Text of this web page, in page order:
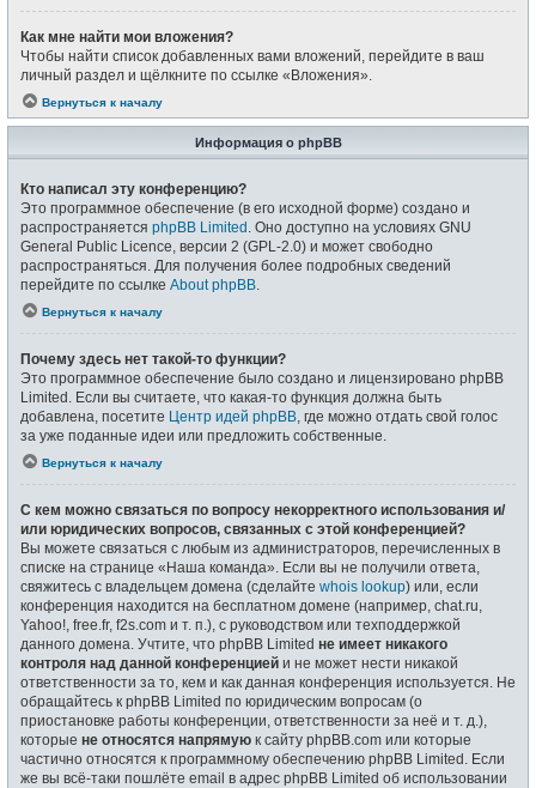
Как мне найти мои вложения?
Чтобы найти список добавленных вами вложений, перейдите в ваш
личный раздел и щёлкните по ссылке «Вложения».
Вернуться к началу
Информация о phpBB
Кто написал эту конференцию?
Это программное обеспечение (в его исходной форме) создано и
распространяется phpBB Limited . Оно доступно на условиях GNU
General Public Licence, версии 2 (GPL-2.0) и может свободно
распространяться. Для получения более подробных сведений
перейдите по ссылке About phpBB
Вернуться к началу
Почему здесь нет такой-то функции?
Это программное обеспечение было создано и лицензировано phpBB
Limited. Если вы считаете, что какая-то функция должна быть
добавлена, посетите Центр идей phpBB , где можно отдать свой голос
за уже поданные идеи или предложить собственные.
Вернуться к началу
С кем можно связаться по вопросу некорректного использования и/
или юридических вопросов, связанных с этой конференцией?
Вы можете связаться с любым из администраторов, перечисленных в
списке на странице «Наша команда». Если вы не получили ответа,
свяжитесь с владельцем домена (сделайте whois lookup) или, если
конференция находится на бесплатном домене (например, chat.ru,
Yahoo!, free.fr, f2s.com и т. п.), с руководством или техподдержкой
данного домена. Учтите, что phpBB Limited не имеет никакого
контроля над данной конференцией и не может нести никакой
ответственности за то, кем и как данная конференция используется. Не
обращайтесь к phpBB Limited по юридическим вопросам (о
приостановке работы конференции, ответственности за неё и т. д.),
которые не относятся напрямую к сайту phpBB.com или которые
частично относятся к программному обеспечению phpBB Limited. Если
же вы всё-таки пошлёте email в адрес phpBB Limited об использовании